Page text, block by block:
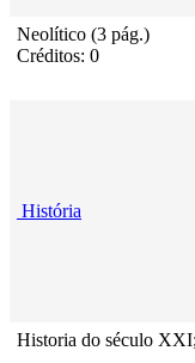
Neolítico (3 pág.)
Créditos: 0
História
Historia do século